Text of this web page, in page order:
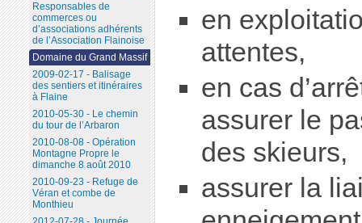
en
attentes,
en cas
assurer le
des skieurs,
assurer la
Responsables de
commerces ou
d’associations adhérents
de l’Association Flainoise
Domaine du Grand Massif
2009-02-17 - Balisage
des sentiers et itinéraires
à Flaine
2010-05-30 - Le chemin
du tour de l’Arbaron
2010-08-08 - Opération
Montagne Propre le
dimanche 8 août 2010
2010-09-23 - Refuge de
Véran et combe de
Monthieu